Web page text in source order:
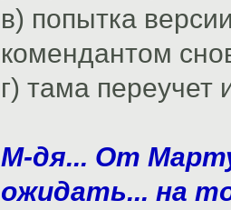
в) попытка
комендантом
г) тама переучет
М-дя... От
ожидать... на